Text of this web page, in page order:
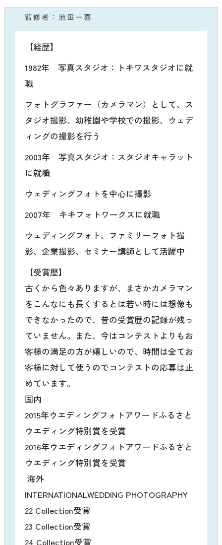
監修者：池田一喜
【経歴】
1982年 写真スタジオ：トキワスタジオに就
職
フォトグラファー（カメラマン）として、ス
タジオ撮影、幼稚園や学校での撮影、ウェデ
ィングの撮影を行う
2003年 写真スタジオ：スタジオキャラット
に就職
ウェディングフォトを中心に撮影
2007年 キキフォトワークスに就職
ウェディングフォト、ファミリーフォト撮
影、企業撮影、セミナー講師として活躍中
【受賞歴】
古くから色々ありますが、まさかカメラマン
をこんなにも長くするとは若い時には想像も
できなかったので、昔の受賞歴の記録が残っ
ていません。また、今はコンテストよりもお
客様の満足の方が嬉しいので、時間は全てお
客様に対して使うのでコンテストの応募は止
めています。
国内
2015年ウエディングフォトアワードふるさと
ウエディング特別賞を受賞
2016年ウエディングフォトアワードふるさと
ウエディング特別賞を受賞
海外
INTERNATIONALWEDDING PHOTOGRAPHY
22 Collection受賞
23 Collection受賞
24 Collection受賞